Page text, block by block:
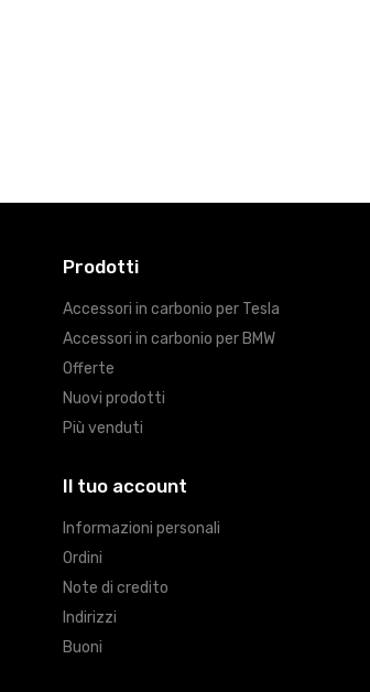
Prodotti
Accessori in carbonio per Tesla
Accessori in carbonio per BMW
Offerte
Nuovi prodotti
Più venduti
Il tuo account
Informazioni personali
Ordini
Note di credito
Indirizzi
Buoni